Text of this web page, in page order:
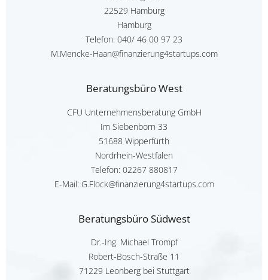
22529 Hamburg
Hamburg
Telefon: 040/ 46 00 97 23
M.Mencke-Haan@finanzierung4startups.com
Beratungsbüro West
CFU Unternehmensberatung GmbH
Im Siebenborn 33
51688 Wipperfürth
Nordrhein-Westfalen
Telefon: 02267 880817
E-Mail: G.Flock@finanzierung4startups.com
Beratungsbüro Südwest
Dr.-Ing. Michael Trompf
Robert-Bosch-Straße 11
71229 Leonberg bei Stuttgart